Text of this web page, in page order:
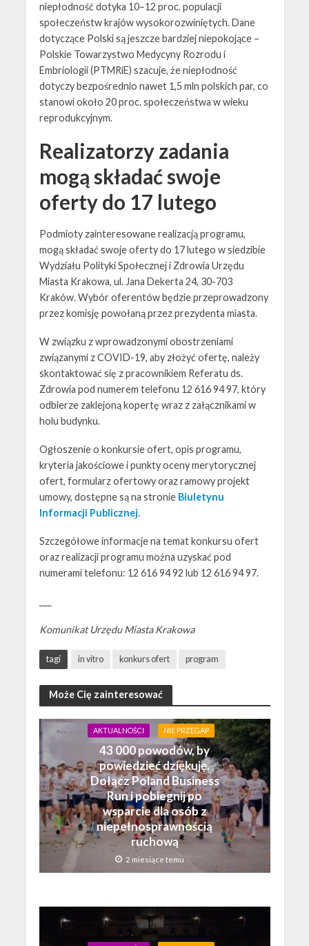
niepłodność dotyka 10–12 proc. populacji
społeczeństw krajów wysokorozwiniętych. Dane
dotyczące Polski są jeszcze bardziej niepokojące –
Polskie Towarzystwo Medycyny Rozrodu i
Embriologii (PTMRiE) szacuje, że niepłodność
dotyczy bezpośrednio nawet 1,5 mln polskich par, co
stanowi około 20 proc. społeczeństwa w wieku
reprodukcyjnym.
Realizatorzy zadania
mogą składać swoje
oferty do 17 lutego
Podmioty zainteresowane realizacją programu,
mogą składać swoje oferty do 17 lutego w siedzibie
Wydziału Polityki Społecznej i Zdrowia Urzędu
Miasta Krakowa, ul. Jana Dekerta 24, 30-703
Kraków. Wybór oferentów będzie przeprowadzony
przez komisję powołaną przez prezydenta miasta.
W związku z wprowadzonymi obostrzeniami
związanymi z COVID-19, aby złożyć ofertę, należy
skontaktować się z pracownikiem Referatu ds.
Zdrowia pod numerem telefonu 12 616 94 97, który
odbierze zaklejoną kopertę wraz z załącznikami w
holu budynku.
Ogłoszenie o konkursie ofert, opis programu,
kryteria jakościowe i punkty oceny merytorycznej
ofert, formularz ofertowy oraz ramowy projekt
umowy, dostępne są na stronie Biuletynu
Informacji Publicznej.
Szczegółowe informacje na temat konkursu ofert
oraz realizacji programu można uzyskać pod
numerami telefonu: 12 616 94 92 lub 12 616 94 97.
Komunikat Urzędu Miasta Krakowa
tagi in vitro konkurs ofert program
Może Cię zainteresować
AKTUALNOŚCI NIE PRZEGAP
43 000 powodów, by
powiedzieć dziękuję.
Dołącz Poland Business
Run i pobiegnij po
wsparcie dla osób z
niepełnosprawnością
ruchową
2 miesiące temu